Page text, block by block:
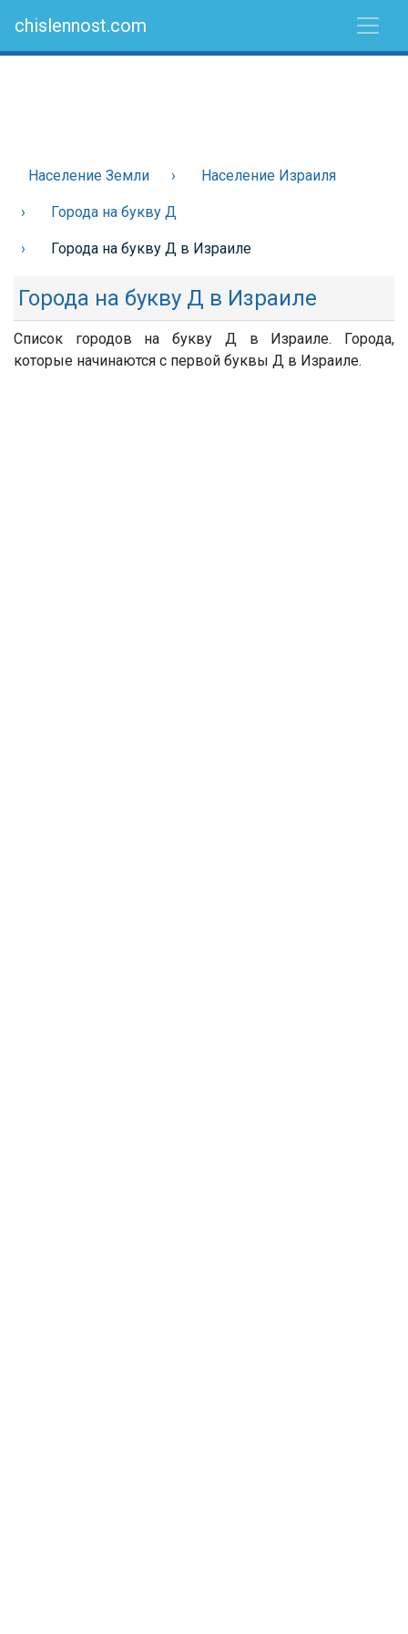
chislennost.com
Население Земли Население Израиля
Города на букву Д
Города на букву Д в Израиле
Города на букву Д в Израиле
Список городов на букву Д в Израиле. Города,
которые начинаются с первой буквы Д в Израиле.